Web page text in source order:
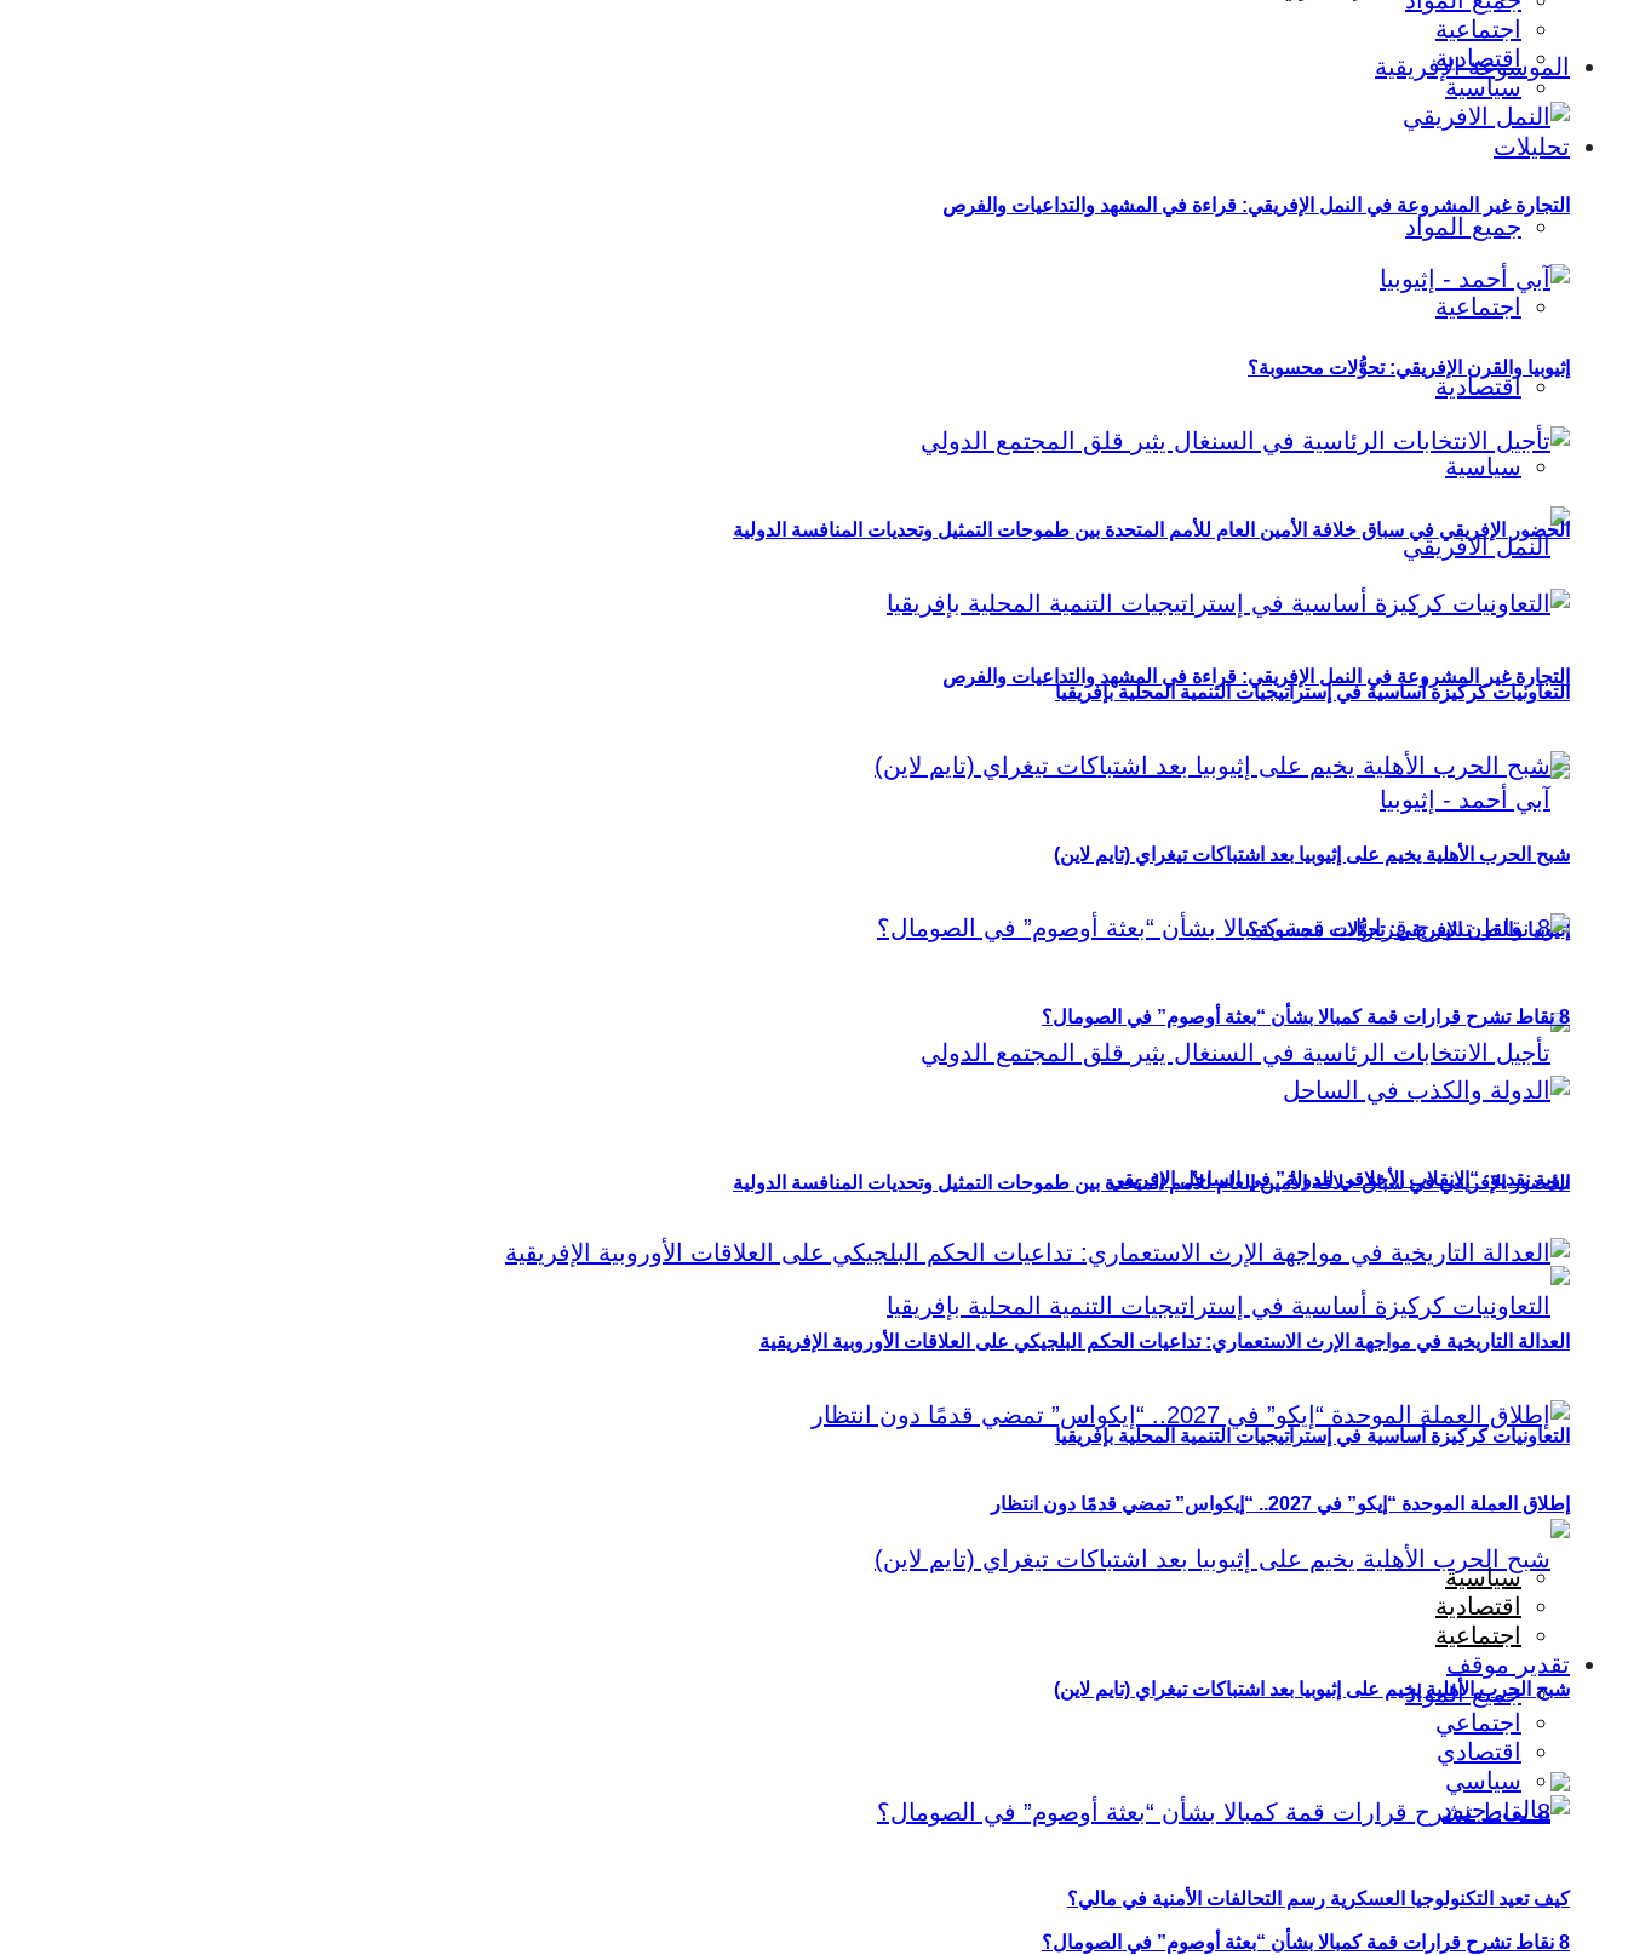
الموسوعة الإفريقية
تحليلات
جميع المواد
اجتماعية
اقتصادية
سياسية
التجارة غير المشروعة في النمل الإفريقي: قراءة في المشهد والتداعيات والفرص
إثيوبيا والقرن الإفريقي: تحوُّلات محسوبة؟
الحضور الإفريقي في سباق خلافة الأمين العام للأمم المتحدة بين طموحات التمثيل وتحديات المنافسة الدولية
التعاونيات كركيزة أساسية في إستراتيجيات التنمية المحلية بإفريقيا
شبح الحرب الأهلية يخيم على إثيوبيا بعد اشتباكات تيغراي (تايم لاين)
8 نقاط تشرح قرارات قمة كمبالا بشأن “بعثة أوصوم” في الصومال؟
اجتماعية
اقتصادية
سياسية
التجارة غير المشروعة في النمل الإفريقي: قراءة في المشهد والتداعيات والفرص
إثيوبيا والقرن الإفريقي: تحوُّلات محسوبة؟
الحضور الإفريقي في سباق خلافة الأمين العام للأمم المتحدة بين طموحات التمثيل وتحديات المنافسة الدولية
التعاونيات كركيزة أساسية في إستراتيجيات التنمية المحلية بإفريقيا
شبح الحرب الأهلية يخيم على إثيوبيا بعد اشتباكات تيغراي (تايم لاين)
8 نقاط تشرح قرارات قمة كمبالا بشأن “بعثة أوصوم” في الصومال؟
رؤية نقدية: “الانقلاب الأخلاقي للدولة” في الساحل الإفريقي
العدالة التاريخية في مواجهة الإرث الاستعماري: تداعيات الحكم البلجيكي على العلاقات الأوروبية الإفريقية
إطلاق العملة الموحدة “إيكو” في 2027.. “إيكواس” تمضي قدمًا دون انتظار
سياسية
اقتصادية
اجتماعية
تقدير موقف
جميع المواد
اجتماعي
اقتصادي
سياسي
كيف تعيد التكنولوجيا العسكرية رسم التحالفات الأمنية في مالي؟